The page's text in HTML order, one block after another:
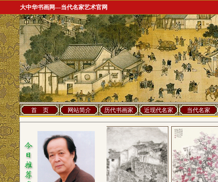
大中华书画网---当代名家艺术官网
首 页 网站简介 历代书画家 近现代名家 当代名家